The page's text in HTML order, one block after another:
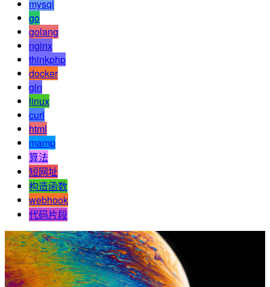
mysql
go
golang
nginx
thinkphp
docker
gin
linux
curl
html
mamp
算法
短网址
构造函数
webhook
代码片段